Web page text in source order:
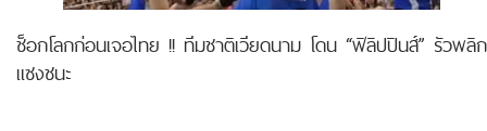
ช็อกโลกก่อนเจอไทย !! ทีมชาติเวียดนาม โดน “ฟิลิปปินส์” รัวพลิก
แซงชนะ